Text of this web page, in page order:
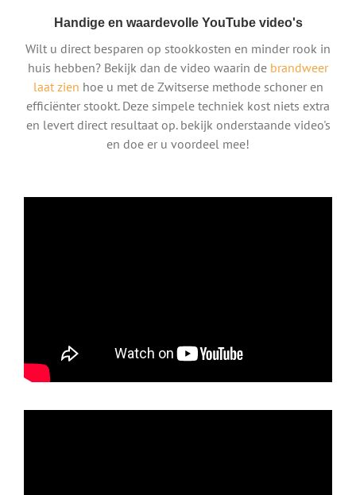
Handige en waardevolle YouTube video's
Wilt u direct besparen op stookkosten en minder rook in
huis hebben? Bekijk dan de video waarin de brandweer
laat zien hoe u met de Zwitserse methode schoner en
efficiënter stookt. Deze simpele techniek kost niets extra
en levert direct resultaat op. bekijk onderstaande video's
en doe er u voordeel mee!